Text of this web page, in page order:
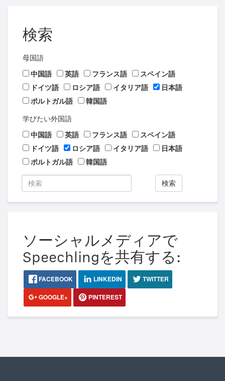
検索
母国語
中国語
英語 フランス語
スペイン語
ドイツ語
ロシア語 イタリア語
日本語
ポルトガル語
韓国語
学びたい外国語
中国語
英語 フランス語
スペイン語
ドイツ語
ロシア語 イタリア語
日本語
ポルトガル語
韓国語
検索
ソーシャルメディアで
Speechlingを共有する:
FACEBOOK LINKEDIN
TWITTER
GOOGLE+
PINTEREST